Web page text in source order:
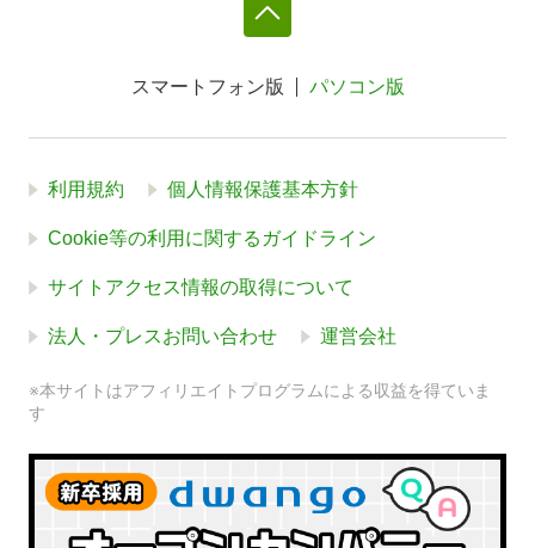
スマートフォン版 パソコン版
利用規約 個人情報保護基本方針
Cookie等の利用に関するガイドライン
サイトアクセス情報の取得について
法人・プレスお問い合わせ 運営会社
※本サイトはアフィリエイトプログラムによる収益を得ていま
す